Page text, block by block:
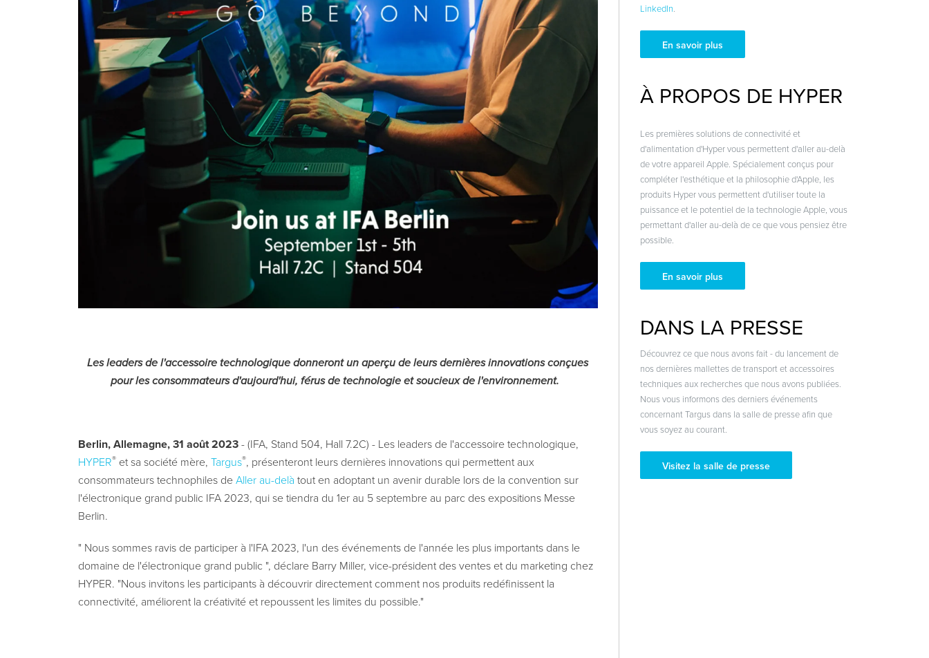
Les leaders de l'accessoire technologique donneront un aperçu de leurs dernières innovations conçues
pour les consommateurs d'aujourd'hui, férus de technologie et soucieux de l'environnement.
Berlin, Allemagne, 31 août 2023- (IFA, Stand 504, Hall 7.2C) - Les leaders de l'accessoire technologique,
HYPER®et sa société mère, Targus®, présenteront leurs dernières innovations qui permettent aux
consommateurs technophiles de Aller au-delà tout en adoptant un avenir durable lors de la convention sur
l'électronique grand public IFA 2023, qui se tiendra du 1er au 5 septembre au parc des expositions Messe
Berlin.
" Nous sommes ravis de participer à l'IFA 2023, l'un des événements de l'année les plus importants dans le
domaine de l'électronique grand public ", déclare Barry Miller, vice-président des ventes et du marketing chez
HYPER. "Nous invitons les participants à découvrir directement comment nos produits redéfinissent la
connectivité, améliorent la créativité et repoussent les limites du possible."
LinkedIn.
En savoir plus
À PROPOS DE HYPER
Les premières solutions de connectivité et
d'alimentation d'Hyper vous permettent d'aller au-delà
de votre appareil Apple. Spécialement conçus pour
compléter l'esthétique et la philosophie d'Apple, les
produits Hyper vous permettent d'utiliser toute la
puissance et le potentiel de la technologie Apple, vous
permettant d'aller au-delà de ce que vous pensiez être
possible.
En savoir plus
DANS LA PRESSE
Découvrez ce que nous avons fait - du lancement de
nos dernières mallettes de transport et accessoires
techniques aux recherches que nous avons publiées.
Nous vous informons des derniers événements
concernant Targus dans la salle de presse afin que
vous soyez au courant.
Visitez la salle de presse